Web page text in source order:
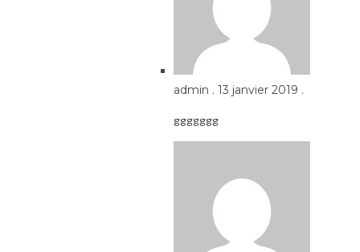
admin . 13 janvier 2019 .
ggggggg